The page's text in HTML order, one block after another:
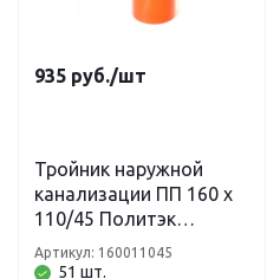
935 руб./шт
Тройник наружной
канализации ПП 160 х
110/45 Политэк
(рыжий)
51 шт.
Артикул: 160011045